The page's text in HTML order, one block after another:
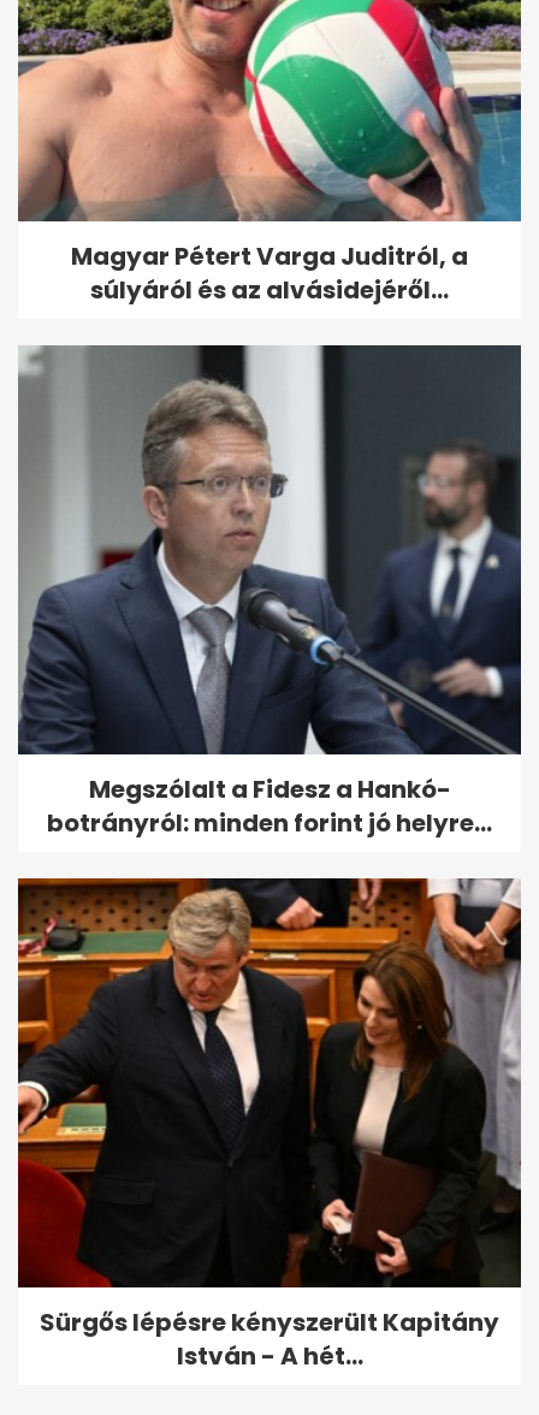
Magyar Pétert Varga Juditról, a
súlyáról és az alvásidejéről...
Megszólalt a Fidesz a Hankó-
botrányról: minden forint jó helyre...
Sürgős lépésre kényszerült Kapitány
István - A hét...